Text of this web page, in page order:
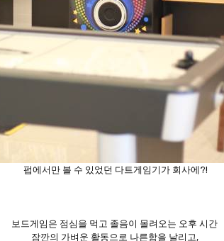
펍에서만 볼 수 있었던 다트게임기가 회사에?!
보드게임은 점심을 먹고 졸음이 몰려오는 오후 시간
잠깐의 가벼운 활동으로 나른함을 날리고,